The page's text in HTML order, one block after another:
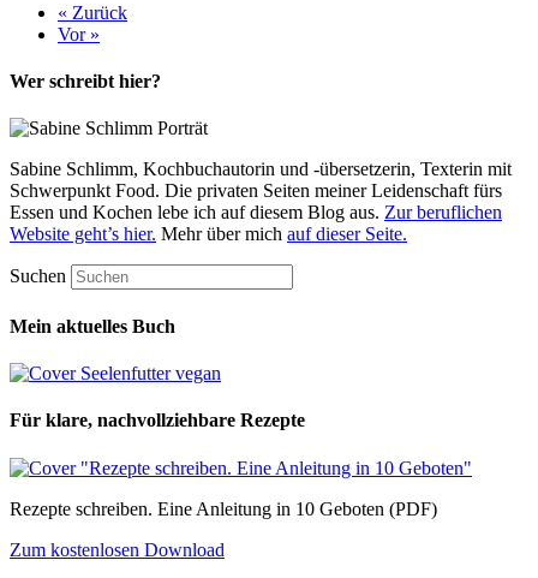
« Zurück
Vor »
Wer schreibt hier?
Sabine Schlimm, Kochbuchautorin und -übersetzerin, Texterin mit
Schwerpunkt Food. Die privaten Seiten meiner Leidenschaft fürs
Essen und Kochen lebe ich auf diesem Blog aus. Zur beruflichen
Website geht’s hier. Mehr über mich auf dieser Seite.
Suchen
Mein aktuelles Buch
Für klare, nachvollziehbare Rezepte
Rezepte schreiben. Eine Anleitung in 10 Geboten (PDF)
Zum kostenlosen Download